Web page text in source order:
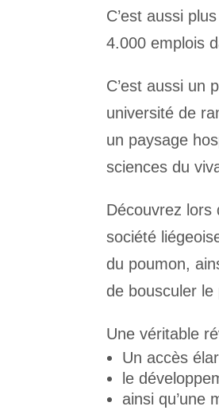
C’est aussi
4.000 emplois
C’est aussi un
université de
un paysage
sciences du
Découvrez lors
société
du poumon,
de bousculer
Une véritable
Un accès
le
ainsi qu’une